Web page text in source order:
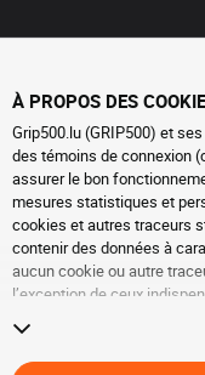
À PROPOS DES
Grip500.lu (GRIP500) et
des témoins de connexion
assurer le bon
mesures statistiques et
cookies et autres traceurs
contenir des données à
aucun cookie ou autre
l’exception de ceux
consentement à tout
traceurs. Vous pouvez